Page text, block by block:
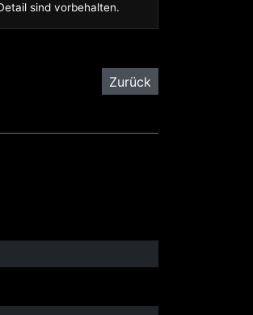
sind vorbehalten.
Zurück